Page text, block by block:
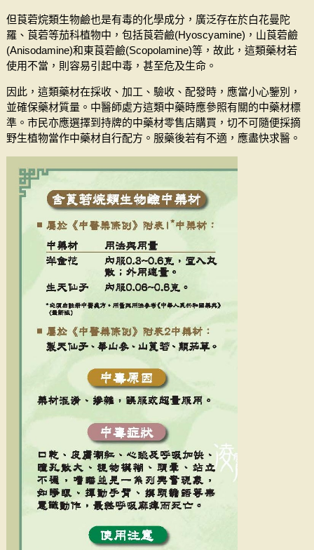
但莨菪烷類生物鹼也是有毒的化學成分，廣泛存在於白花曼陀
羅、莨菪等茄科植物中，包括莨菪鹼(Hyoscyamine)，山莨菪鹼
(Anisodamine)和東莨菪鹼(Scopolamine)等，故此，這類藥材若
使用不當，則容易引起中毒，甚至危及生命。
因此，這類藥材在採收、加工、驗收、配發時，應當小心鑒別，
並確保藥材質量。中醫師處方這類中藥時應參照有關的中藥材標
準。市民亦應選擇到持牌的中藥材零售店購買，切不可隨便採摘
野生植物當作中藥材自行配方。服藥後若有不適，應盡快求醫。